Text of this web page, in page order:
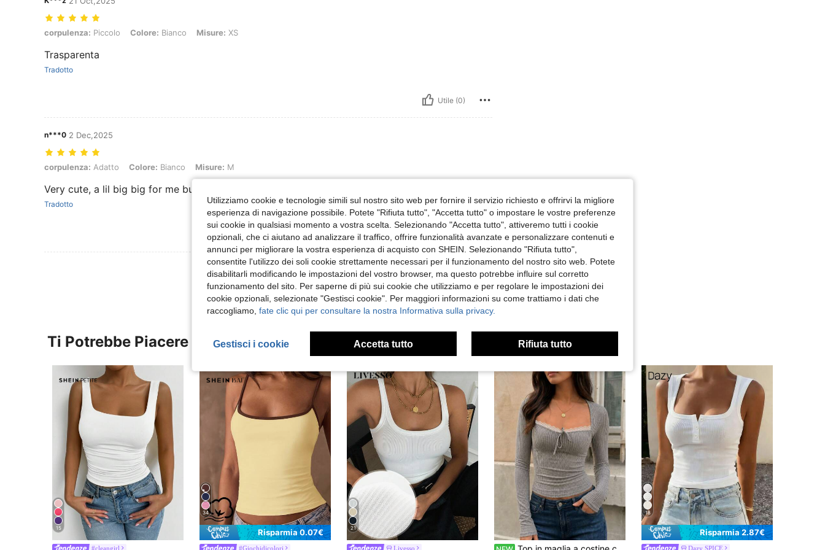
corpulenza: Piccolo, Colore: Bianco, Misure: XS
corpulenza: Piccolo Colore: Bianco Misure: XS
Trasparenta
Tradotto
Utile (0)
n***0 2 Dec,2025
corpulenza: Adatto, Colore: Bianco, Misure: M
corpulenza: Adatto Colore: Bianco Misure: M
Very cute, a lil big big for me but is nice
Tradotto
Utile (0)
Visualizza Altre Recensioni
Ti Potrebbe Piacere
15
#cleangirl
34
Risparmia 0.07€
#Giochidicolori
21
Livesso
18
Risparmia 2.87€
Dazy SPICE
Utilizziamo cookie e tecnologie simili sul nostro sito web per fornire il servizio richiesto e offrirvi la migliore
esperienza di navigazione possibile. Potete "Rifiuta tutto", "Accetta tutto" o impostare le vostre preferenze
sui cookie in qualsiasi momento a vostra scelta. Selezionando "Accetta tutto", attiveremo tutti i cookie
opzionali, che ci aiutano ad analizzare il traffico, offrire funzionalità avanzate e personalizzare contenuti e
annunci per migliorare la vostra esperienza di acquisto con SHEIN. Selezionando "Rifiuta tutto",
consentite l'utilizzo dei soli cookie strettamente necessari per il funzionamento del nostro sito web. Potete
disabilitarli modificando le impostazioni del vostro browser, ma questo potrebbe influire sul corretto
funzionamento del sito. Per saperne di più sui cookie che utilizziamo e per regolare le impostazioni dei
cookie opzionali, selezionate "Gestisci cookie". Per maggiori informazioni su come trattiamo i dati che
raccogliamo, fate clic qui per consultare la nostra Informativa sulla privacy.
Gestisci i cookie Accetta tutto Rifiuta tutto